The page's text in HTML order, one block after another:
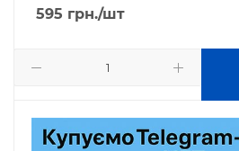
595 грн./шт